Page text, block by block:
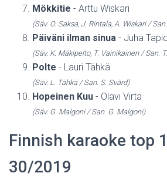
Mökkitie - Arttu Wiskari
(Säv. O. Saksa, J. Rintala, A. Wiskari /
Päiväni ilman sinua - Juha
(Säv. K. Mäkipelto, T. Vainikainen / San.
Polte - Lauri Tähkä
(Säv. L. Tähkä / San. S. Svärd)
Hopeinen Kuu - Olavi Virta
(Säv. G. Malgoni / San. G. Malgoni)
Finnish karaoke top
30/2019